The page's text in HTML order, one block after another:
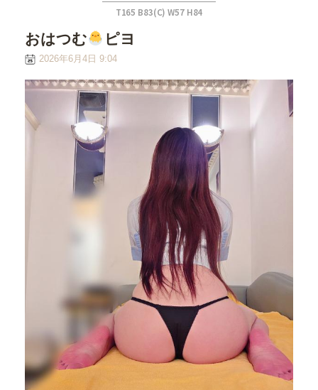
T165 B83(C) W57 H84
おはつむ ピヨ
2026年6月4日 9:04